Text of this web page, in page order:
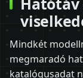
Mindkét
megmaradó
katalógusadat